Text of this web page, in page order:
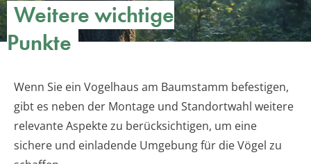
Weitere wichtige
Punkte
Wenn Sie ein Vogelhaus am Baumstamm befestigen,
gibt es neben der Montage und Standortwahl weitere
relevante Aspekte zu berücksichtigen, um eine
sichere und einladende Umgebung für die Vögel zu